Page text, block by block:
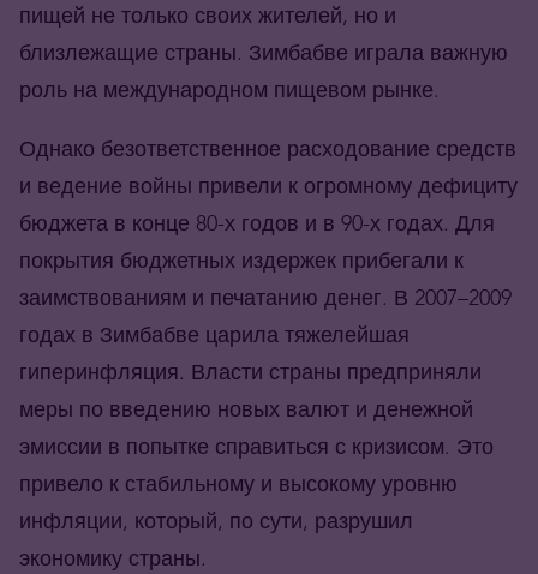
пищей не только своих жителей, но и
близлежащие страны. Зимбабве играла важную
роль на международном пищевом рынке.
Однако безответственное расходование средств
и ведение войны привели к огромному дефициту
бюджета в конце 80-х годов и в 90-х годах. Для
покрытия бюджетных издержек прибегали к
заимствованиям и печатанию денег. В 2007–2009
годах в Зимбабве царила тяжелейшая
гиперинфляция. Власти страны предприняли
меры по введению новых валют и денежной
эмиссии в попытке справиться с кризисом. Это
привело к стабильному и высокому уровню
инфляции, который, по сути, разрушил
экономику страны.